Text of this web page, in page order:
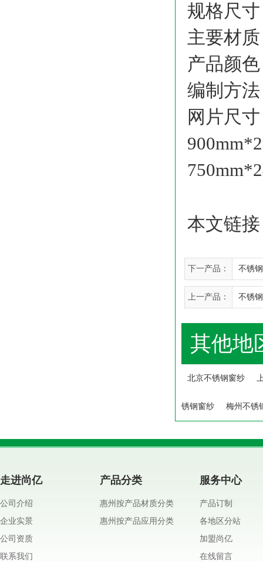
规格尺
主要材
产品颜
编制方
网片尺
本文链
下一产品： 不锈
上一产品： 不锈
其他地
北京不锈钢窗纱
锈钢窗纱 梅州不锈
走进尚亿
公司介绍
企业实景
公司资质
联系我们
产品分类
惠州按产品材质分类
惠州按产品应用分类
服务中心
产品订制
各地区分站
加盟尚亿
在线留言